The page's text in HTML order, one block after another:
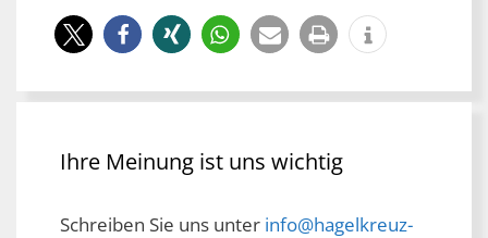
Ihre Meinung ist uns wichtig
Schreiben Sie uns unter info@hagelkreuz-